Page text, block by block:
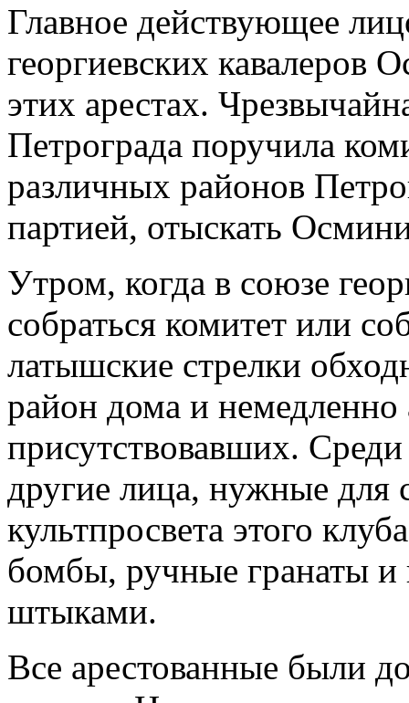
Главное действующее
георгиевских кавалеров
этих арестах.
Петрограда поручила
различных районов
партией, отыскать
Утром, когда в союзе
собраться комитет или
латышские стрелки
район дома и немедленно
присутствовавших.
другие лица, нужные для
культпросвета этого
бомбы, ручные гранаты и
штыками.
Все арестованные были